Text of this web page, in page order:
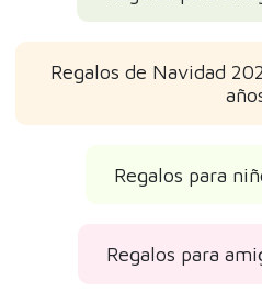
Regalos de Navidad
Regalos para
Regalos para